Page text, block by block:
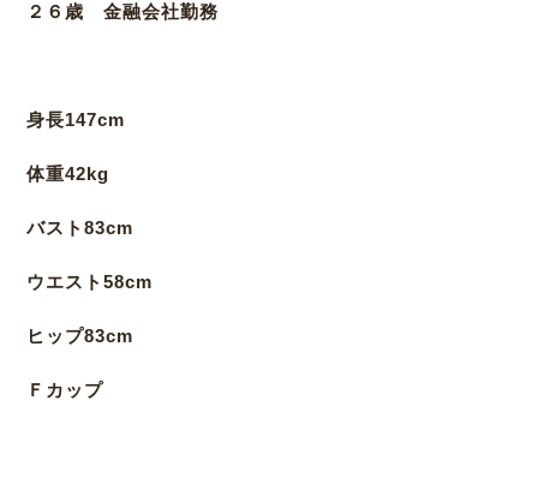
２６歳 金融会社勤務
身長147cm
体重42kg
バスト83cm
ウエスト58cm
ヒップ83cm
Ｆカップ